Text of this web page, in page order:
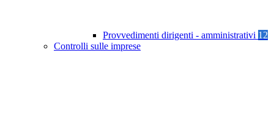
Provvedimenti dirigenti - amministrativi 12
Controlli sulle imprese